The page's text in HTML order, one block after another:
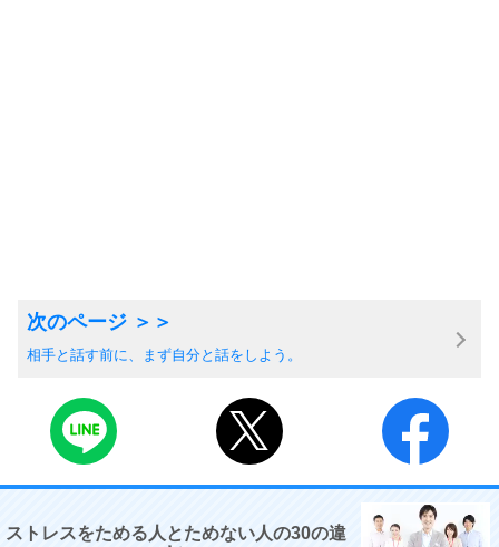
相手と話す前に、まず自分と話をしよう。
ストレスをためる人とためない人の30の違